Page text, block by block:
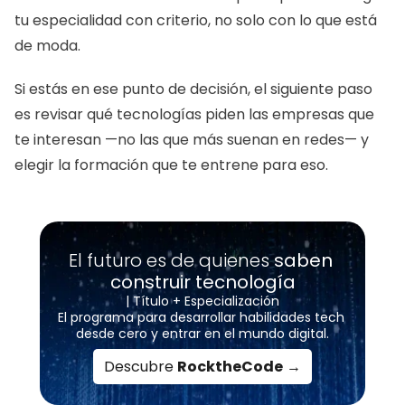
tu especialidad con criterio, no solo con lo que está
de moda.
Si estás en ese punto de decisión, el siguiente paso
es revisar qué tecnologías piden las empresas que
te interesan —no las que más suenan en redes— y
elegir la formación que te entrene para eso.
El futuro es de quienes saben
construir tecnología
| Título + Especialización
El programa para desarrollar habilidades tech
desde cero y entrar en el mundo digital.
Descubre RocktheCode →